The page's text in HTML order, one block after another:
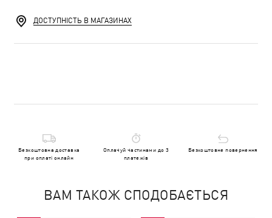
ДОСТУПНІСТЬ В МАГАЗИНАХ
Безкоштовна доставка
при оплаті онлайн
Оплачуй частинами до 3
платежів
Безкоштовне повернення
ВАМ ТАКОЖ СПОДОБАЄТЬСЯ